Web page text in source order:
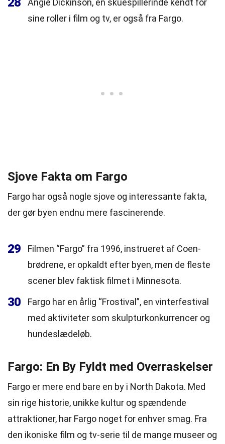
Angie Dickinson, en skuespillerinde kendt for
sine roller i film og tv, er også fra Fargo.
Sjove Fakta om Fargo
Fargo har også nogle sjove og interessante fakta,
der gør byen endnu mere fascinerende.
29
Filmen “Fargo” fra 1996, instrueret af Coen-
brødrene, er opkaldt efter byen, men de fleste
scener blev faktisk filmet i Minnesota.
30
Fargo har en årlig “Frostival”, en vinterfestival
med aktiviteter som skulpturkonkurrencer og
hundeslædeløb.
Fargo: En By Fyldt med Overraskelser
Fargo er mere end bare en by i North Dakota. Med
sin rige historie, unikke kultur og spændende
attraktioner, har Fargo noget for enhver smag. Fra
den ikoniske film og tv-serie til de mange museer og